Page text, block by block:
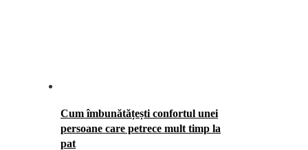
Cum îmbunătățești confortul unei
persoane care petrece mult timp la
pat